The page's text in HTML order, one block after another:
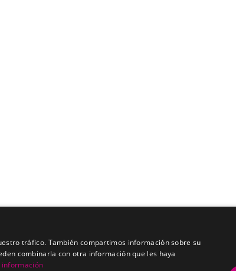
tráfico. También compartimos información sobre su
combinarla con otra información que les haya
información